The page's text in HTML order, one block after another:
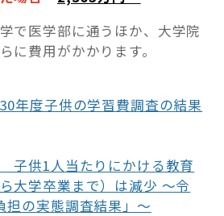
で医学部に通うほか、大学院
に費用がかかります。
年度子供の学習費調査の結果
子供1人当たりにかける教育
大学卒業まで）は減少 ～令
担の実態調査結果」～